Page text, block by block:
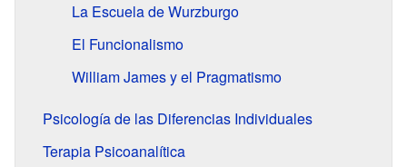
La Escuela de Wurzburgo
El Funcionalismo
William James y el Pragmatismo
Psicología de las Diferencias Individuales
Terapia Psicoanalítica